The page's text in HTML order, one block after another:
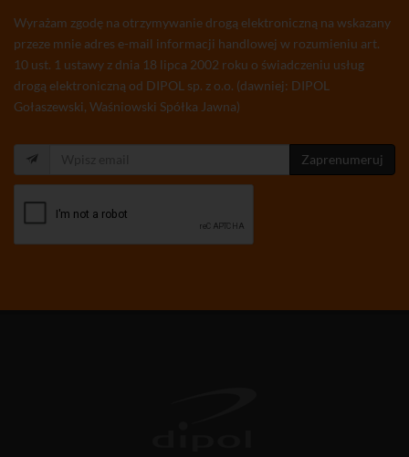
Wyrażam zgodę na otrzymywanie drogą elektroniczną na wskazany
przeze mnie adres e-mail informacji handlowej w rozumieniu art.
10 ust. 1 ustawy z dnia 18 lipca 2002 roku o świadczeniu usług
drogą elektroniczną od DIPOL sp. z o.o. (dawniej: DIPOL
Gołaszewski, Waśniowski Spółka Jawna)
Zaprenumeruj